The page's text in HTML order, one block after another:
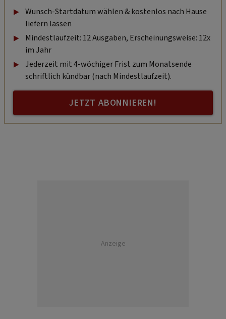
Wunsch-Startdatum wählen & kostenlos nach Hause
liefern lassen
Mindestlaufzeit: 12 Ausgaben, Erscheinungsweise: 12x
im Jahr
Jederzeit mit 4-wöchiger Frist zum Monatsende
schriftlich kündbar (nach Mindestlaufzeit).
JETZT ABONNIEREN!
Anzeige